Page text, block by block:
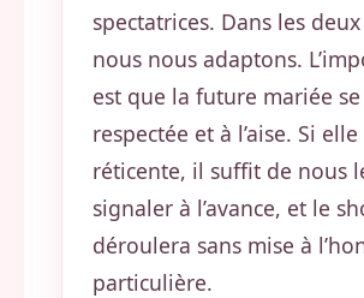
spectatrices. Dans les deux
nous nous adaptons.
est que la future mariée
respectée et à l’aise. Si
réticente, il suffit de nous
signaler à l’avance, et le
déroulera sans mise à
particulière.